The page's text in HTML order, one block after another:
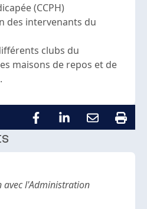
(CCPH)
des intervenants du
clubs du
maisons de repos et de
avec l'Administration